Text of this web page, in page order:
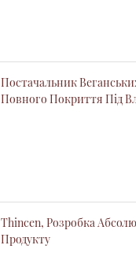
Постачальник
Повного Покриття Під
Thincen, Розробка
Продукту